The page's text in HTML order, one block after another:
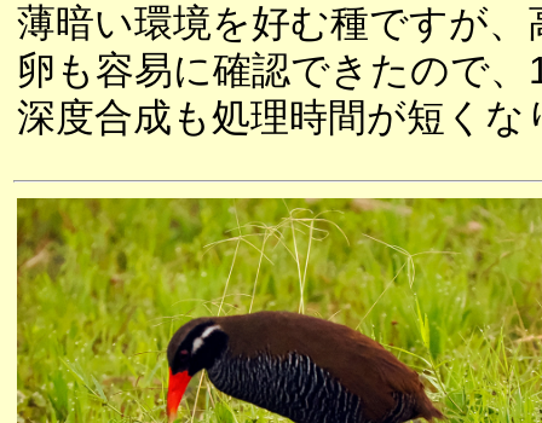
薄暗い環境を好む種ですが
卵も容易に確認できたので
深度合成も処理時間が短くな